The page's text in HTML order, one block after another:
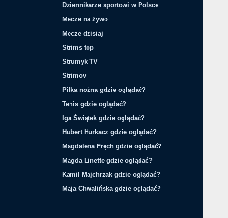
Dziennikarze sportowi w Polsce
Mecze na żywo
Mecze dzisiaj
Strims top
Strumyk TV
Strimov
Piłka nożna gdzie oglądać?
Tenis gdzie oglądać?
Iga Świątek gdzie oglądać?
Hubert Hurkacz gdzie oglądać?
Magdalena Fręch gdzie oglądać?
Magda Linette gdzie oglądać?
Kamil Majchrzak gdzie oglądać?
Maja Chwalińska gdzie oglądać?